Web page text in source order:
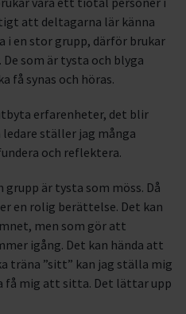
att deltagarna lär känna
i en stor grupp, därför brukar
som är tysta och blyga
få synas och höras.
erfarenheter, det blir
ledare ställer jag många
och reflektera.
är tysta som möss. Då
en rolig berättelse. Det kan
men som gör att
igång. Det kan hända att
träna ”sitt” kan jag ställa mig
få mig att sitta. Det lättar upp